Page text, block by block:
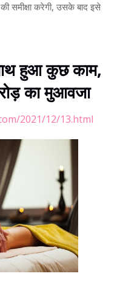
समीक्षा करेगी, उसके बाद इसे
हुआ कुछ काम,
का मुआवजा
2021/12/13.html